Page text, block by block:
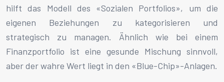
hilft das Modell des «Sozialen Portfolios», um die
eigenen Beziehungen zu kategorisieren und
strategisch zu managen. Ähnlich wie bei einem
Finanzportfolio ist eine gesunde Mischung sinnvoll,
aber der wahre Wert liegt in den «Blue-Chip»-Anlagen.